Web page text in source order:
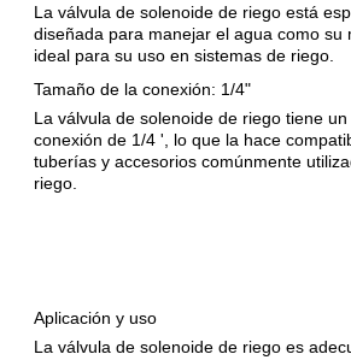
La válvula de solenoide de riego está
diseñada para manejar el agua como su
ideal para su uso en sistemas de riego.
Tamaño de la conexión: 1/4"
La válvula de solenoide de riego tiene
conexión de 1/4 ', lo que la hace
tuberías y accesorios comúnmente
riego.
Aplicación y uso
La válvula de solenoide de riego es